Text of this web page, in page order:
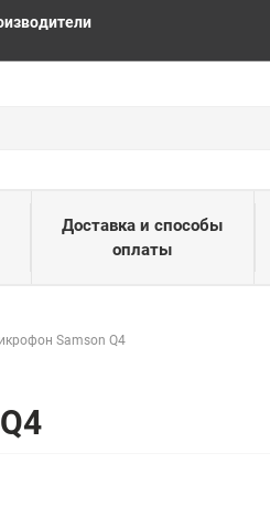
Доставка и способы
оплаты
Samson Q4